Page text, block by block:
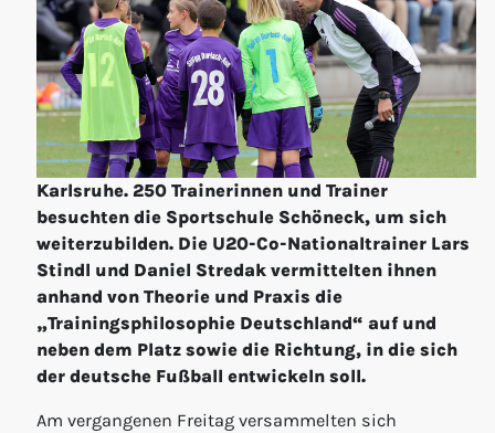
Karlsruhe. 250 Trainerinnen und Trainer
besuchten die Sportschule Schöneck, um sich
weiterzubilden. Die U20-Co-Nationaltrainer Lars
Stindl und Daniel Stredak vermittelten ihnen
anhand von Theorie und Praxis die
„Trainingsphilosophie Deutschland“ auf und
neben dem Platz sowie die Richtung, in die sich
der deutsche Fußball entwickeln soll.
Am vergangenen Freitag versammelten sich